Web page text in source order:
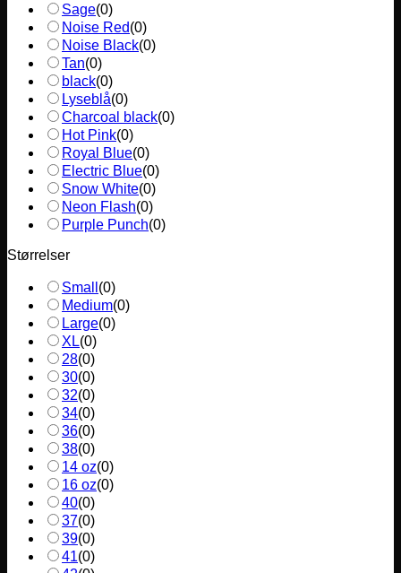
Sage(0)
Noise Red(0)
Noise Black(0)
Tan(0)
black(0)
Lyseblå(0)
Charcoal black(0)
Hot Pink(0)
Royal Blue(0)
Electric Blue(0)
Snow White(0)
Neon Flash(0)
Purple Punch(0)
Størrelser
Small (0)
Medium(0)
Large(0)
XL(0)
28(0)
30(0)
32(0)
34(0)
36(0)
38(0)
14 oz(0)
16 oz(0)
40(0)
37(0)
39(0)
41(0)